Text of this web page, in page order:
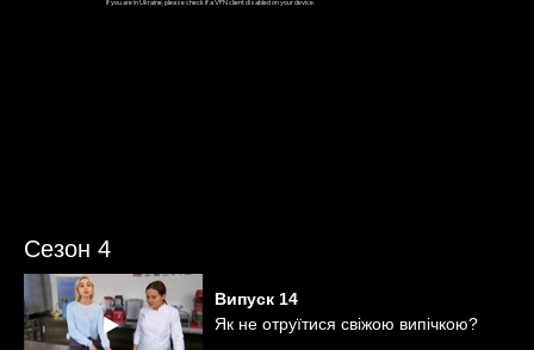
Сезон 4
Випуск 14
Як не отруїтися свіжою випічкою?